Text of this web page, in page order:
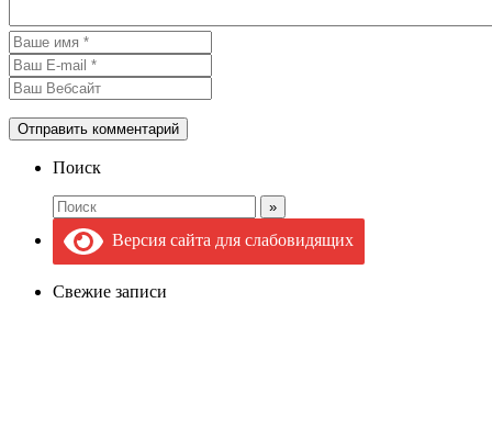
Поиск
Версия сайта для слабовидящих
Свежие записи